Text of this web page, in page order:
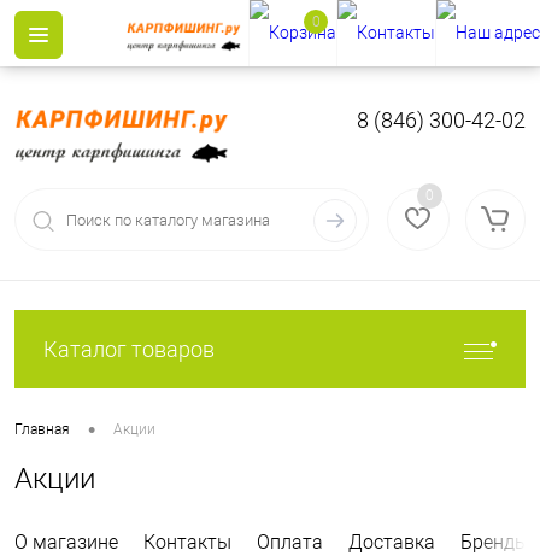
8 (846) 300-42-02
0
Каталог товаров
Главная • Акции
Акции
О магазине Контакты Оплата Доставка Бренды
0